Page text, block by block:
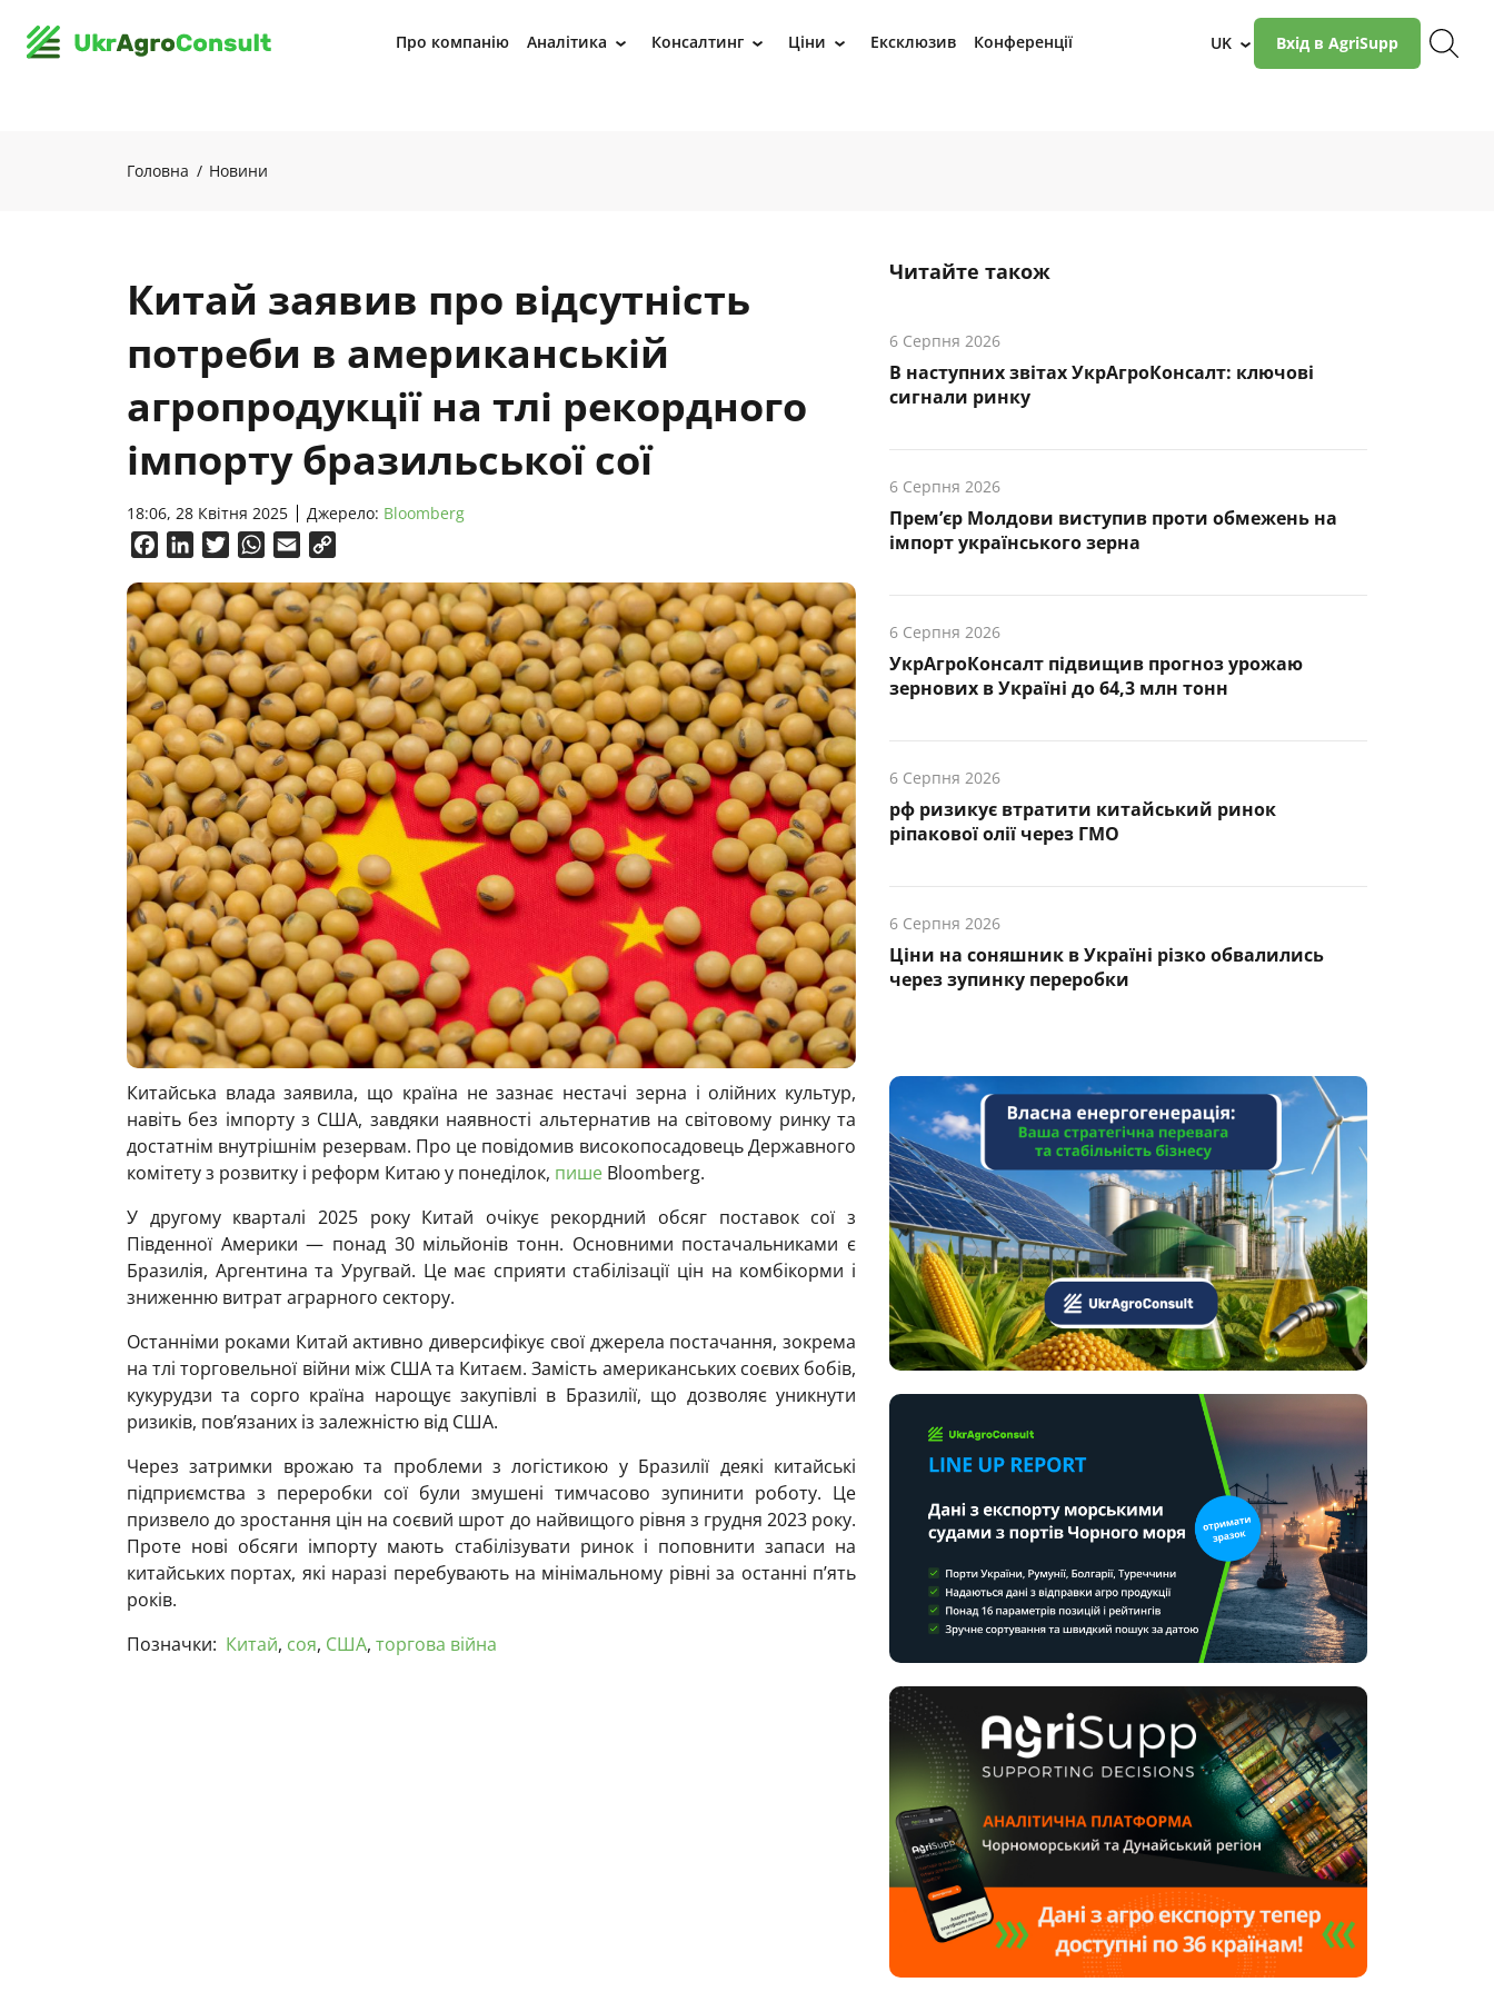
Про компанію Аналітика › Консалтинг › Ціни › Ексклюзив Конференції UK › Вхід в AgriSupp
Головна Новини
Китай заявив про відсутність
потреби в американській
агропродукції на тлі рекордного
імпорту бразильської сої
18:06, 28 Квітня 2025 Джерело: Bloomberg
FacebookLinkedInTwitterWhatsApp
Email
Китайська влада заявила, що країна не зазнає нестачі зерна і олійних культур,
навіть без імпорту з США, завдяки наявності альтернатив на світовому ринку та
достатнім внутрішнім резервам. Про це повідомив високопосадовець Державного
комітету з розвитку і реформ Китаю у понеділок, пише Bloomberg.
У другому кварталі 2025 року Китай очікує рекордний обсяг поставок сої з
Південної Америки — понад 30 мільйонів тонн. Основними постачальниками є
Бразилія, Аргентина та Уругвай. Це має сприяти стабілізації цін на комбікорми і
зниженню витрат аграрного сектору.
Останніми роками Китай активно диверсифікує свої джерела постачання, зокрема
на тлі торговельної війни між США та Китаєм. Замість американських соєвих бобів,
кукурудзи та сорго країна нарощує закупівлі в Бразилії, що дозволяє уникнути
ризиків, пов’язаних із залежністю від США.
Через затримки врожаю та проблеми з логістикою у Бразилії деякі китайські
підприємства з переробки сої були змушені тимчасово зупинити роботу. Це
призвело до зростання цін на соєвий шрот до найвищого рівня з грудня 2023 року.
Проте нові обсяги імпорту мають стабілізувати ринок і поповнити запаси на
китайських портах, які наразі перебувають на мінімальному рівні за останні п’ять
років.
Позначки: Китай, соя, США, торгова війна
Читайте також
6 Серпня 2026
В наступних звітах УкрАгроКонсалт: ключові
cигнали ринку
6 Серпня 2026
Прем’єр Молдови виступив проти обмежень на
імпорт українського зерна
6 Серпня 2026
УкрАгроКонсалт підвищив прогноз урожаю
зернових в Україні до 64,3 млн тонн
6 Серпня 2026
рф ризикує втратити китайський ринок
ріпакової олії через ГМО
6 Серпня 2026
Ціни на соняшник в Україні різко обвалились
через зупинку переробки